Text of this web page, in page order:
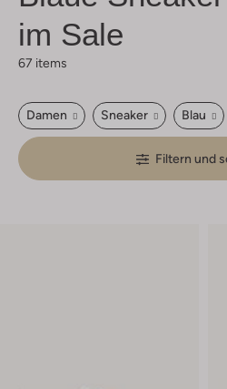
im Sale
67 items
Damen Sneaker Blau
Filtern und